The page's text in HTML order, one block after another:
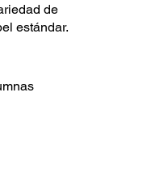
de
estándar.